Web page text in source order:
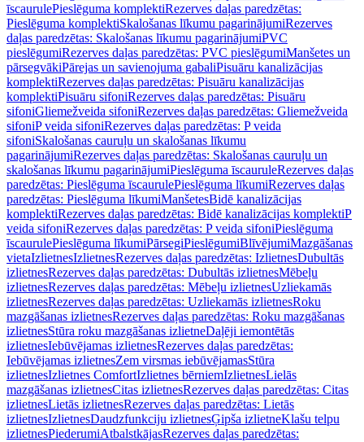
īscaurulePieslēguma komplektiRezerves daļas paredzētas:
Pieslēguma komplektiSkalošanas līkumu pagarinājumiRezerves
daļas paredzētas: Skalošanas līkumu pagarinājumiPVC
pieslēgumiRezerves daļas paredzētas: PVC pieslēgumiManšetes un
pārsegvākiPārejas un savienojuma gabaliPisuāru kanalizācijas
komplektiRezerves daļas paredzētas: Pisuāru kanalizācijas
komplektiPisuāru sifoniRezerves daļas paredzētas: Pisuāru
sifoniGliemežveida sifoniRezerves daļas paredzētas: Gliemežveida
sifoniP veida sifoniRezerves daļas paredzētas: P veida
sifoniSkalošanas cauruļu un skalošanas līkumu
pagarinājumiRezerves daļas paredzētas: Skalošanas cauruļu un
skalošanas līkumu pagarinājumiPieslēguma īscauruleRezerves daļas
paredzētas: Pieslēguma īscaurulePieslēguma līkumiRezerves daļas
paredzētas: Pieslēguma līkumiManšetesBidē kanalizācijas
komplektiRezerves daļas paredzētas: Bidē kanalizācijas komplektiP
veida sifoniRezerves daļas paredzētas: P veida sifoniPieslēguma
īscaurulePieslēguma līkumiPārsegiPieslēgumiBlīvējumiMazgāšanas
vietaIzlietnesIzlietnesRezerves daļas paredzētas: IzlietnesDubultās
izlietnesRezerves daļas paredzētas: Dubultās izlietnesMēbeļu
izlietnesRezerves daļas paredzētas: Mēbeļu izlietnesUzliekamās
izlietnesRezerves daļas paredzētas: Uzliekamās izlietnesRoku
mazgāšanas izlietnesRezerves daļas paredzētas: Roku mazgāšanas
izlietnesStūra roku mazgāšanas izlietneDaļēji iemontētās
izlietnesIebūvējamas izlietnesRezerves daļas paredzētas:
Iebūvējamas izlietnesZem virsmas iebūvējamasStūra
izlietnesIzlietnes ComfortIzlietnes bērniemIzlietnesLielās
mazgāšanas izlietnesCitas izlietnesRezerves daļas paredzētas: Citas
izlietnesLietās izlietnesRezerves daļas paredzētas: Lietās
izlietnesIzlietnesDaudzfunkciju izlietnesĢipša izlietneKlašu telpu
izlietnesPiederumiAtbalstkājasRezerves daļas paredzētas: